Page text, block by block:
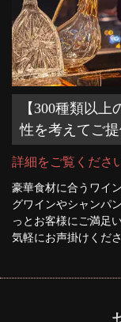
【300種類以
性を考えてご
詳細をご覧くださ
豪華食材に合うワイ
グワインやシャンパ
っとお客様にご満足
気軽にお声掛けくださ